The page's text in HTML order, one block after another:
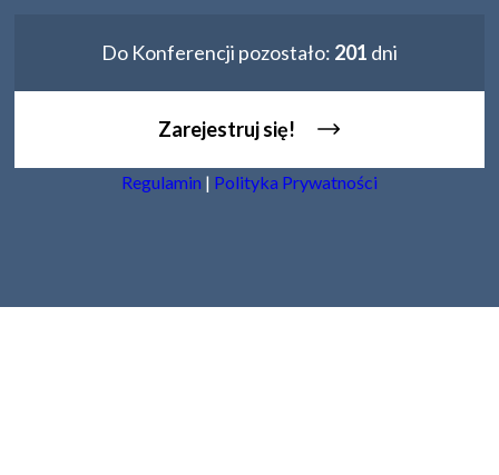
Do Konferencji pozostało: 201 dni
Zarejestruj się!
Regulamin | Polityka Prywatności